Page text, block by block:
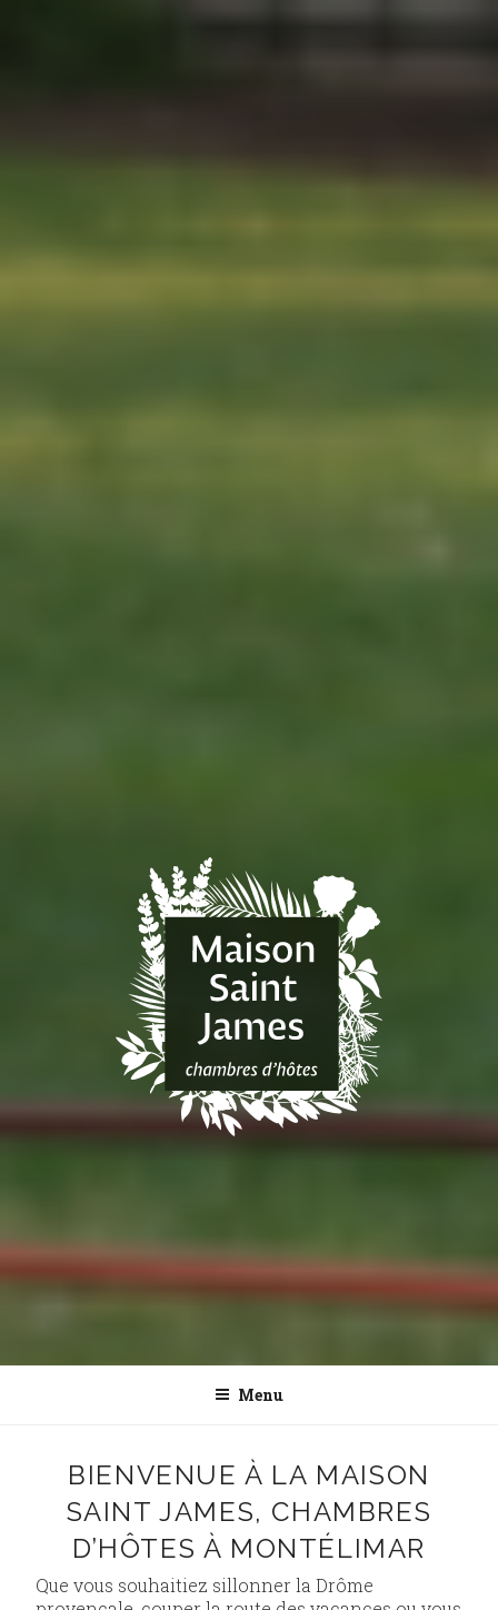
Menu
BIENVENUE À LA MAISON
SAINT JAMES, CHAMBRES
D’HÔTES À MONTÉLIMAR
Que vous souhaitiez sillonner la Drôme